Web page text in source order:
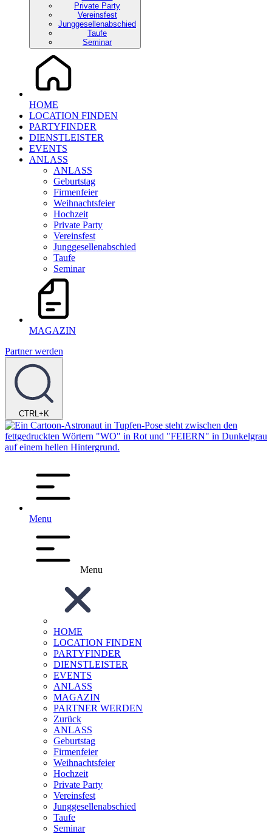
Private Party
Vereinsfest
Junggesellenabschied
Taufe
Seminar
HOME
LOCATION FINDEN
PARTYFINDER
DIENSTLEISTER
EVENTS
ANLASS
ANLASS
Geburtstag
Firmenfeier
Weihnachtsfeier
Hochzeit
Private Party
Vereinsfest
Junggesellenabschied
Taufe
Seminar
MAGAZIN
Partner werden
CTRL+K
Menu
Menu
HOME
LOCATION FINDEN
PARTYFINDER
DIENSTLEISTER
EVENTS
ANLASS
MAGAZIN
PARTNER WERDEN
Zurück
ANLASS
Geburtstag
Firmenfeier
Weihnachtsfeier
Hochzeit
Private Party
Vereinsfest
Junggesellenabschied
Taufe
Seminar